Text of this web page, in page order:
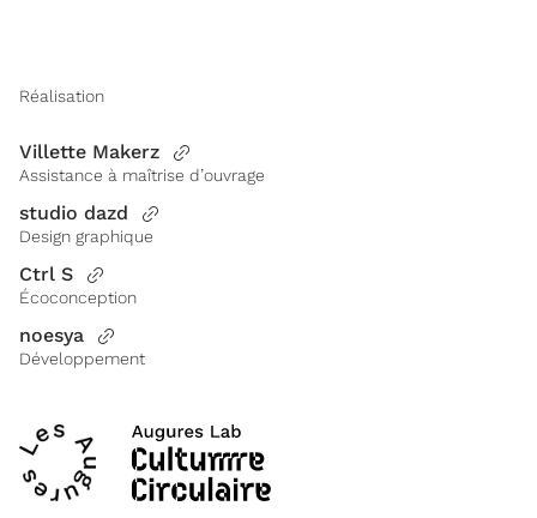
Réalisation
Villette Makerz
Assistance à maîtrise d’ouvrage
studio dazd
Design graphique
Ctrl S
Écoconception
noesya
Développement